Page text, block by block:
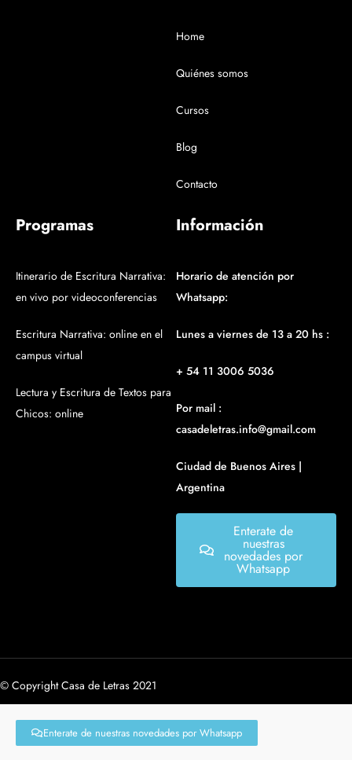
Home
Quiénes somos
Cursos
Blog
Contacto
Programas
Itinerario de Escritura Narrativa:
en vivo por videoconferencias
Escritura Narrativa: online en el
campus virtual
Lectura y Escritura de Textos para
Chicos: online
Información
Horario de atención por
Whatsapp:
Lunes a viernes de 13 a 20 hs :
+ 54 11 3006 5036
Por mail :
casadeletras.info@gmail.com
Ciudad de Buenos Aires |
Argentina
Enterate de
nuestras
novedades por
Whatsapp
© Copyright Casa de Letras 2021
Enterate de nuestras novedades por Whatsapp